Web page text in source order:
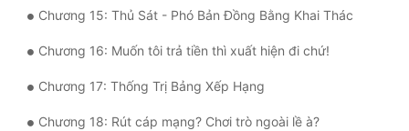
Xuyên Không
Xuyên Nhanh
Xuyên Sách
Xuyên Thư
Chương 15: Thủ Sát - Phó Bản Đồng Bằng Khai Thác
Chương 16: Muốn tôi trả tiền thì xuất hiện đi chứ!
Chương 17: Thống Trị Bảng Xếp Hạng
Chương 18: Rút cáp mạng? Chơi trò ngoài lề à?